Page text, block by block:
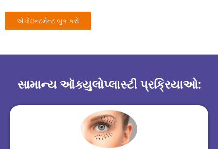
એપોઇન્ટમેન્ટ બુક કરો
સામાન્ય ઑક્યુલોપ્લાસ્ટી પ્રક્રિયાઓ: